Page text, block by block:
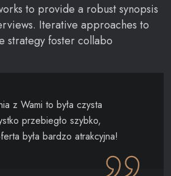
to provide a robust synopsis
Iterative approaches to
strategy foster collabo
z Wami to była czysta
przebiegło szybko,
była bardzo atrakcyjna!